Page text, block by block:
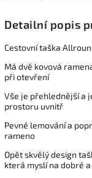
Detailní popis
Cestovní taška
Má dvě kovová
při otevření
Vše je přehlednější a
prostoru uvnitř
Pevné lemování a
rameno
Opět skvělý design
která myslí na dobré